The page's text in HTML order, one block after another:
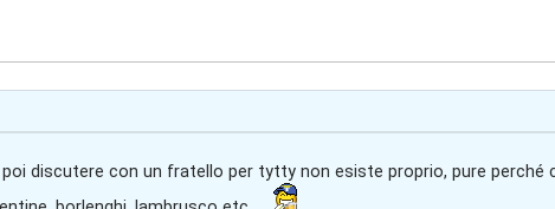
poi discutere con un fratello per tytty non esiste proprio, pure perché